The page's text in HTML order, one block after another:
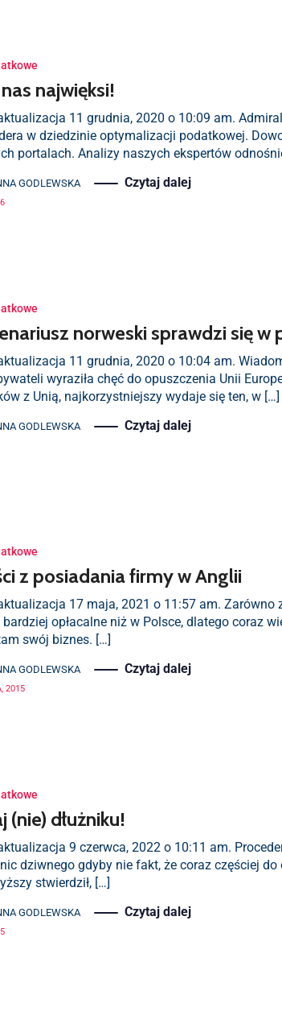
najwięksi!
11 grudnia, 2020 o 10:09 am.
w dziedzinie optymalizacji podatkowej.
portalach. Analizy naszych ekspertów
GODLEWSKA Czytaj dalej
norweski sprawdzi się
11 grudnia, 2020 o 10:04 am.
wyraziła chęć do opuszczenia Unii
z Unią, najkorzystniejszy wydaje się ten, w […]
GODLEWSKA Czytaj dalej
z posiadania firmy w Anglii
17 maja, 2021 o 11:57 am. Zarówno
opłacalne niż w Polsce, dlatego coraz
swój biznes. […]
GODLEWSKA Czytaj dalej
2015
(nie) dłużniku!
9 czerwca, 2022 o 10:11 am.
dziwnego gdyby nie fakt, że coraz częściej
stwierdził, […]
GODLEWSKA Czytaj dalej